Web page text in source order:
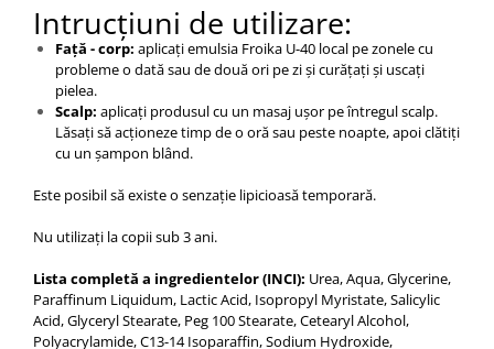
Intrucțiuni de utilizare:
Față - corp: aplicați emulsia Froika U-40 local pe zonele cu
probleme o dată sau de două ori pe zi și curățați și uscați
pielea.
Scalp: aplicați produsul cu un masaj ușor pe întregul scalp.
Lăsați să acționeze timp de o oră sau peste noapte, apoi clătiți
cu un șampon blând.
Este posibil să existe o senzație lipicioasă temporară.
Nu utilizați la copii sub 3 ani.
Lista completă a ingredientelor (INCI): Urea, Aqua, Glycerine,
Paraffinum Liquidum, Lactic Acid, Isopropyl Myristate, Salicylic
Acid, Glyceryl Stearate, Peg 100 Stearate, Cetearyl Alcohol,
Polyacrylamide, C13-14 Isoparaffin, Sodium Hydroxide,